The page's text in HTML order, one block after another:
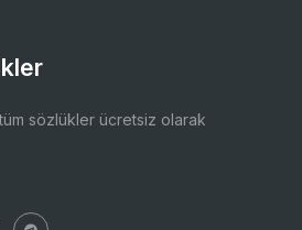
tüm sözlükler ücretsiz olarak